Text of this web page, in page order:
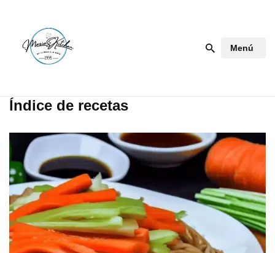
Saltar
contenido
Menú
Índice de recetas